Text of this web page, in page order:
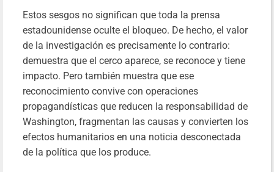
Estos sesgos no significan que toda la prensa
estadounidense oculte el bloqueo. De hecho, el valor
de la investigación es precisamente lo contrario:
demuestra que el cerco aparece, se reconoce y tiene
impacto. Pero también muestra que ese
reconocimiento convive con operaciones
propagandísticas que reducen la responsabilidad de
Washington, fragmentan las causas y convierten los
efectos humanitarios en una noticia desconectada
de la política que los produce.